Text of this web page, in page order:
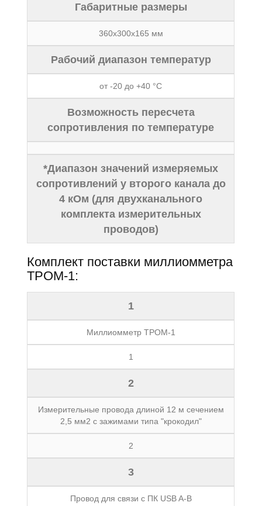
Габаритные размеры
360х300х165 мм
Рабочий диапазон температур
от -20 до +40 °С
Возможность пересчета
сопротивления по температуре
*Диапазон значений измеряемых
сопротивлений у второго канала до
4 кОм (для двухканального
комплекта измерительных
проводов)
Комплект поставки миллиомметра
ТРОМ-1:
1
Миллиомметр ТРОМ-1
1
2
Измерительные провода длиной 12 м сечением
2,5 мм2 с зажимами типа "крокодил"
2
3
Провод для связи с ПК USB A-B